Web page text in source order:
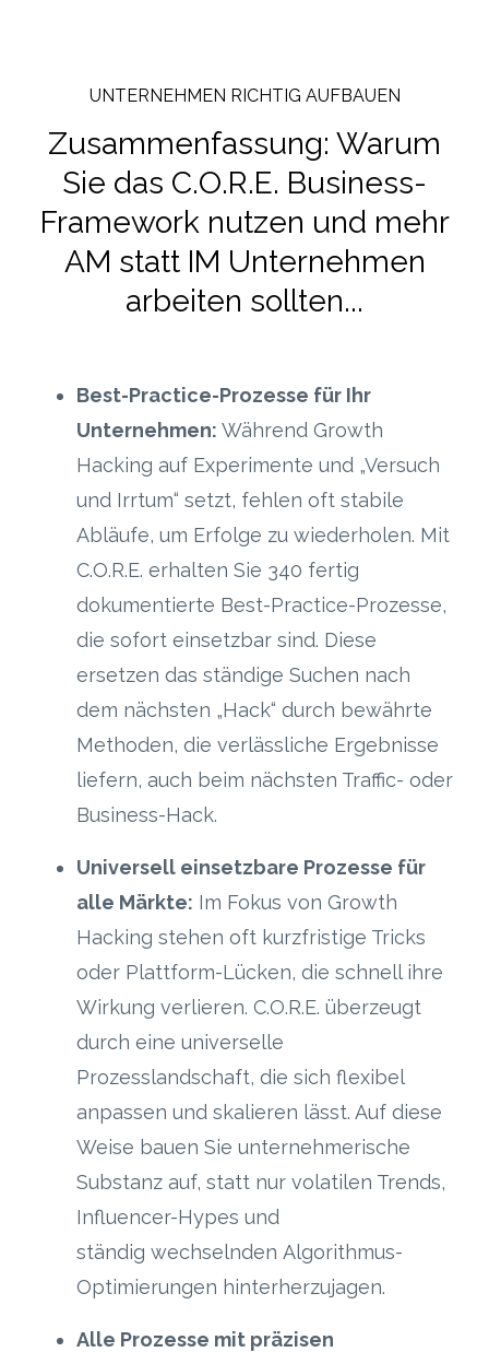
UNTERNEHMEN RICHTIG AUFBAUEN
Zusammenfassung: Warum
Sie das C.O.R.E. Business-
Framework nutzen und mehr
AM statt IM Unternehmen
arbeiten sollten...
Best-Practice-Prozesse für Ihr
Unternehmen: Während Growth
Hacking auf Experimente und „Versuch
und Irrtum“ setzt, fehlen oft stabile
Abläufe, um Erfolge zu wiederholen. Mit
C.O.R.E. erhalten Sie 340 fertig
dokumentierte Best-Practice-Prozesse,
die sofort einsetzbar sind. Diese
ersetzen das ständige Suchen nach
dem nächsten „Hack“ durch bewährte
Methoden, die verlässliche Ergebnisse
liefern, auch beim nächsten Traffic- oder
Business-Hack.
Universell einsetzbare Prozesse für
alle Märkte: Im Fokus von Growth
Hacking stehen oft kurzfristige Tricks
oder Plattform-Lücken, die schnell ihre
Wirkung verlieren. C.O.R.E. überzeugt
durch eine universelle
Prozesslandschaft, die sich flexibel
anpassen und skalieren lässt. Auf diese
Weise bauen Sie unternehmerische
Substanz auf, statt nur volatilen Trends,
Influencer-Hypes und
ständig wechselnden Algorithmus-
Optimierungen hinterherzujagen.
Alle Prozesse mit präzisen